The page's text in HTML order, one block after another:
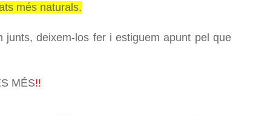
més naturals.
junts, deixem-los fer i estiguem apunt pel que
MÉS!!